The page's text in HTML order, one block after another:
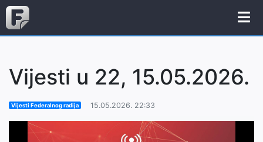
Vijesti u 22, 15.05.2026.
Vijesti Federalnog radija 15.05.2026. 22:33